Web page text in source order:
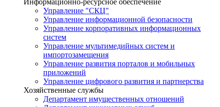
Управление "СКЦ"
Управление информационной безопасности
Управление корпоративных информационных
систем
Управление мультимедийных систем и
импортозамещения
Управление развития порталов и мобильных
приложений
Управление цифрового развития и партнерства
Хозяйственные службы
Департамент имущественных отношений